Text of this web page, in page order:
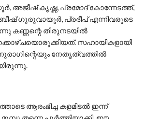
അജീഷ് കൃഷ്ണ, പ്രമോദ് കോന്നേടത്ത്,
ഗുരുവായൂര്‍, പ്രദീപ് എന്നിവരുടെ
കണ്ണന്റെ തിരുനടയില്‍
സഹായികളായി
നേതൃത്വത്തില്‍
ആരംഭിച്ച കളമിടല്‍ ഇന്ന്